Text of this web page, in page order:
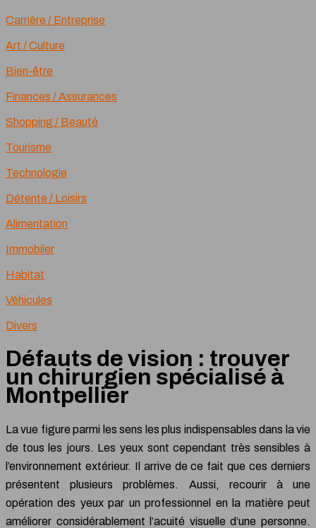
Carrière / Entreprise
Art / Culture
Bien-être
Finances / Assurances
Shopping / Beauté
Tourisme
Technologie
Détente / Loisirs
Alimentation
Immobiler
Habitat
Véhicules
Divers
Défauts de vision : trouver
un chirurgien spécialisé à
Montpellier
La vue figure parmi les sens les plus indispensables dans la vie
de tous les jours. Les yeux sont cependant très sensibles à
l’environnement extérieur. Il arrive de ce fait que ces derniers
présentent plusieurs problèmes. Aussi, recourir à une
opération des yeux par un professionnel en la matière peut
améliorer considérablement l’acuité visuelle d’une personne.